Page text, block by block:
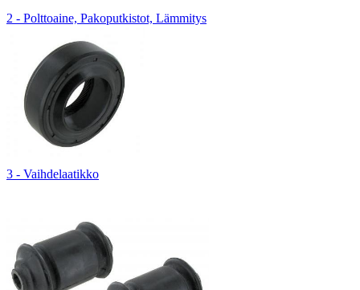
2 - Polttoaine, Pakoputkistot, Lämmitys
3 - Vaihdelaatikko